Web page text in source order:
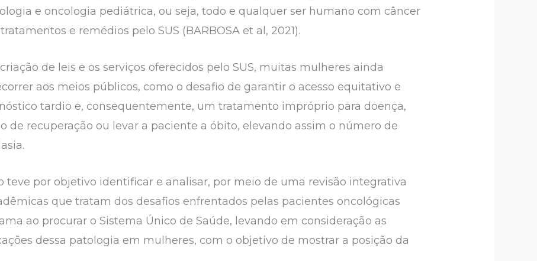
e oncologia pediátrica, ou seja, todo e qualquer ser humano com câncer
e remédios pelo SUS (BARBOSA et al, 2021).
de leis e os serviços oferecidos pelo SUS, muitas mulheres ainda
aos meios públicos, como o desafio de garantir o acesso equitativo e
tardio e, consequentemente, um tratamento impróprio para doença,
de recuperação ou levar a paciente a óbito, elevando assim o número de
teve por objetivo identificar e analisar, por meio de uma revisão integrativa
que tratam dos desafios enfrentados pelas pacientes oncológicas
ao procurar o Sistema Único de Saúde, levando em consideração as
dessa patologia em mulheres, com o objetivo de mostrar a posição da